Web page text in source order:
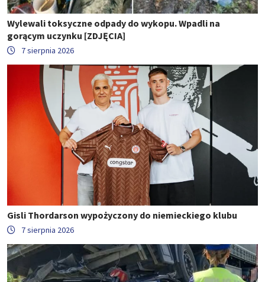
Wylewali toksyczne odpady do wykopu. Wpadli na
gorącym uczynku [ZDJĘCIA]
7 sierpnia 2026
Gisli Thordarson wypożyczony do niemieckiego klubu
7 sierpnia 2026